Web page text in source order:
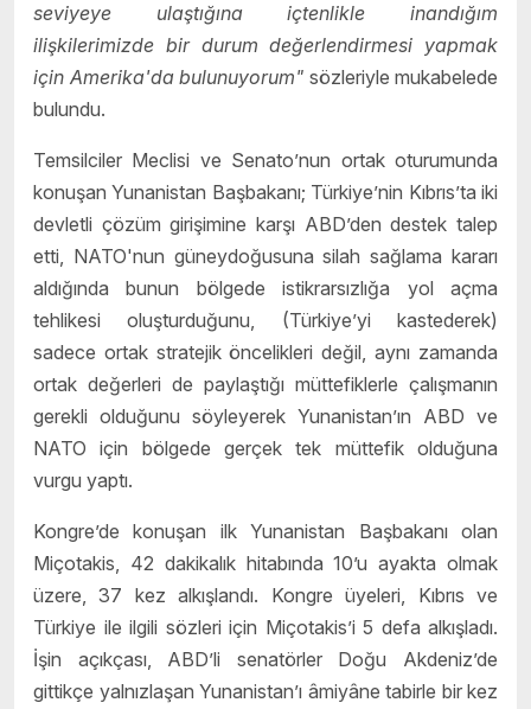
seviyeye ulaştığına içtenlikle inandığım
ilişkilerimizde bir durum değerlendirmesi yapmak
için Amerika'da bulunuyorum" sözleriyle mukabelede
bulundu.
Temsilciler Meclisi ve Senato’nun ortak oturumunda
konuşan Yunanistan Başbakanı; Türkiye’nin Kıbrıs’ta iki
devletli çözüm girişimine karşı ABD’den destek talep
etti, NATO'nun güneydoğusuna silah sağlama kararı
aldığında bunun bölgede istikrarsızlığa yol açma
tehlikesi oluşturduğunu, (Türkiye’yi kastederek)
sadece ortak stratejik öncelikleri değil, aynı zamanda
ortak değerleri de paylaştığı müttefiklerle çalışmanın
gerekli olduğunu söyleyerek Yunanistan’ın ABD ve
NATO için bölgede gerçek tek müttefik olduğuna
vurgu yaptı.
Kongre’de konuşan ilk Yunanistan Başbakanı olan
Miçotakis, 42 dakikalık hitabında 10’u ayakta olmak
üzere, 37 kez alkışlandı. Kongre üyeleri, Kıbrıs ve
Türkiye ile ilgili sözleri için Miçotakis’i 5 defa alkışladı.
İşin açıkçası, ABD’li senatörler Doğu Akdeniz’de
gittikçe yalnızlaşan Yunanistan’ı âmiyâne tabirle bir kez